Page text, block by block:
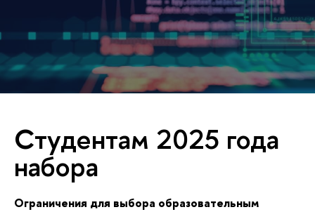
Студентам 2025 года
набора
Ограничения для выбора образовательным